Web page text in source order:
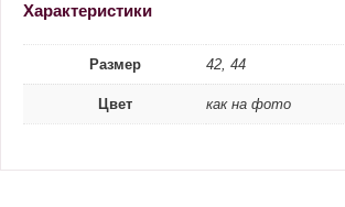
Характеристики
Размер 42, 44
Цвет как на фото